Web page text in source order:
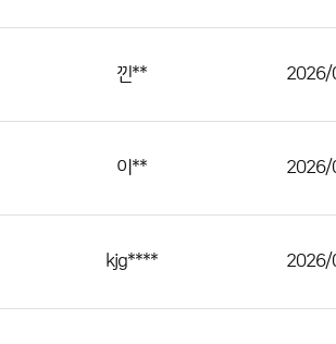
낀** 2026/
이** 2026/
kjg**** 2026/